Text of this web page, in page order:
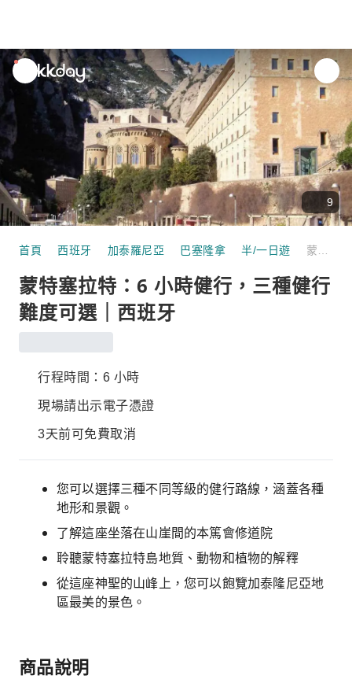
unread
notifications
9
首頁 西班牙 加泰羅尼亞 巴塞隆拿 半/一日遊
蒙特塞拉特：6 小時健行，三種健行
難度可選｜西班牙
行程時間：6 小時
現場請出示電子憑證
3天前可免費取消
您可以選擇三種不同等級的健行路線，涵蓋各種
地形和景觀。
了解這座坐落在山崖間的本篤會修道院
聆聽蒙特塞拉特島地質、動物和植物的解釋
從這座神聖的山峰上，您可以飽覽加泰隆尼亞地
區最美的景色。
商品說明